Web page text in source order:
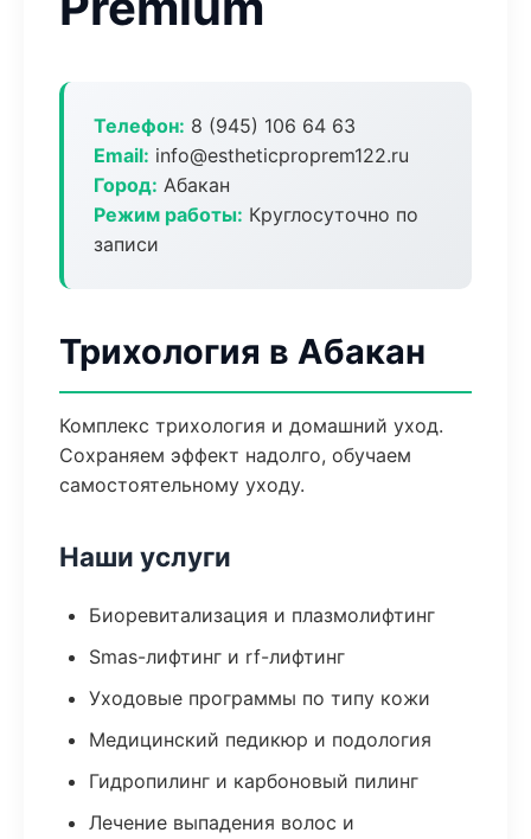
Телефон: 8 (945) 106 64 63
Email: info@estheticproprem122.ru
Город: Абакан
Режим работы: Круглосуточно по
записи
Трихология в Абакан
Комплекс трихология и домашний уход.
Сохраняем эффект надолго, обучаем
самостоятельному уходу.
Наши услуги
Биоревитализация и плазмолифтинг
Smas-лифтинг и rf-лифтинг
Уходовые программы по типу кожи
Медицинский педикюр и подология
Гидропилинг и карбоновый пилинг
Лечение выпадения волос и